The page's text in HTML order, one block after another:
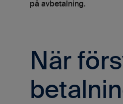
på avbetalning.
När